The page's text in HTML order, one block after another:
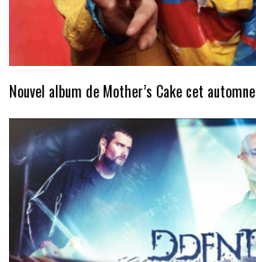
Nouvel album de Mother’s Cake cet automne